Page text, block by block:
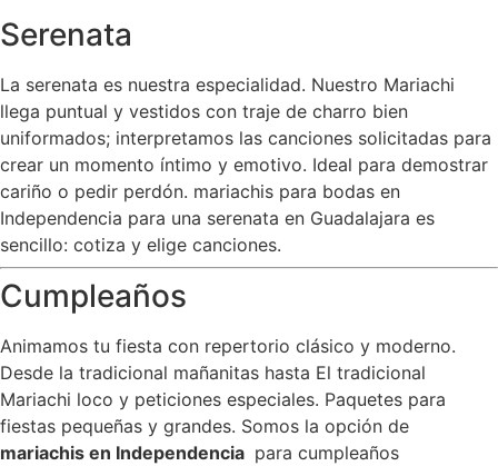
Serenata
La serenata es nuestra especialidad. Nuestro Mariachi
llega puntual y vestidos con traje de charro bien
uniformados; interpretamos las canciones solicitadas para
crear un momento íntimo y emotivo. Ideal para demostrar
cariño o pedir perdón. mariachis para bodas en
Independencia para una serenata en Guadalajara es
sencillo: cotiza y elige canciones.
Cumpleaños
Animamos tu fiesta con repertorio clásico y moderno.
Desde la tradicional mañanitas hasta El tradicional
Mariachi loco y peticiones especiales. Paquetes para
fiestas pequeñas y grandes. Somos la opción de
mariachis en Independencia para cumpleaños